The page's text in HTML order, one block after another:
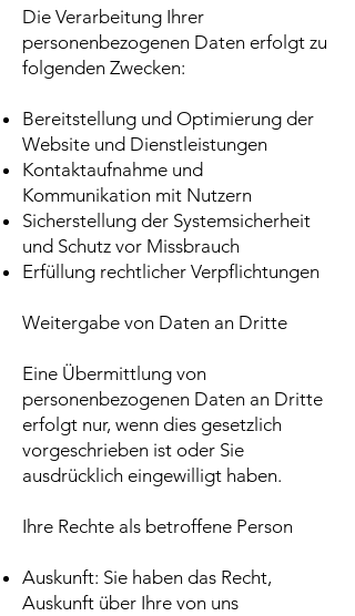
Die Verarbeitung Ihrer
personenbezogenen Daten erfolgt zu
folgenden Zwecken:
Bereitstellung und Optimierung der
Website und Dienstleistungen
Kontaktaufnahme und
Kommunikation mit Nutzern
Sicherstellung der Systemsicherheit
und Schutz vor Missbrauch
Erfüllung rechtlicher Verpflichtungen
Weitergabe von Daten an Dritte
Eine Übermittlung von
personenbezogenen Daten an Dritte
erfolgt nur, wenn dies gesetzlich
vorgeschrieben ist oder Sie
ausdrücklich eingewilligt haben.
Ihre Rechte als betroffene Person
Auskunft: Sie haben das Recht,
Auskunft über Ihre von uns